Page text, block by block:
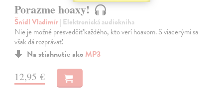
Porazme hoaxy!
Šnídl Vladimír| Elektronická audiokniha
Nie je možné presvedčiť každého, kto verí hoaxom. S viacerými sa
však dá rozprávať.
Na stiahnutie ako MP3
12,95 €